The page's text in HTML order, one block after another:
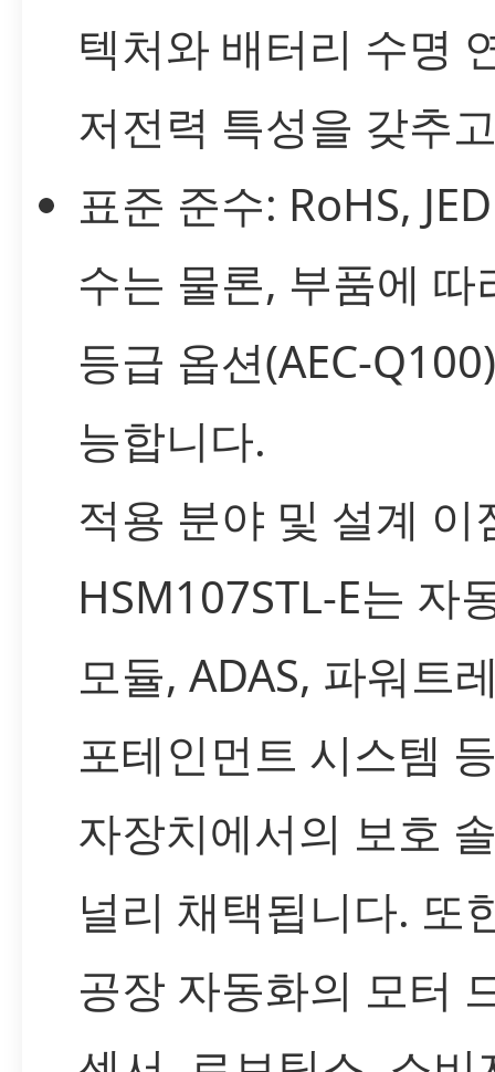
텍처와 배터리 수명
저전력 특성을 갖추
표준 준수: RoHS,
수는 물론, 부품에 따
등급 옵션(AEC-
능합니다.
적용 분야 및 설계 이
HSM107STL-E는 자
모듈, ADAS, 파워트
포테인먼트 시스템
자장치에서의 보호
널리 채택됩니다. 또
공장 자동화의 모터